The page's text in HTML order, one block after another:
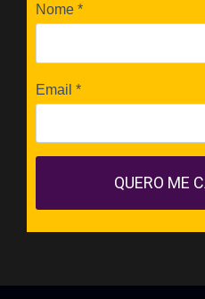
Nome *
Email *
QUERO ME